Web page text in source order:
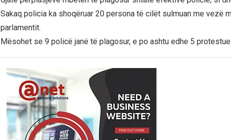
Sakaq policia ka shoqëruar 20 persona të cilët sulmuan me vezë
parlamentit.
Mësohet se 9 policë janë të plagosur, e po ashtu edhe 5